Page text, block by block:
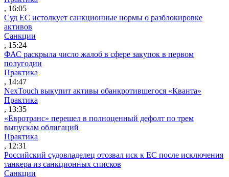
, 16:05
Суд ЕС истолкует санкционные нормы о разблокировке
активов
Санкции
, 15:24
ФАС раскрыла число жалоб в сфере закупок в первом
полугодии
Практика
, 14:47
NexTouch выкупит активы обанкротившегося «Кванта»
Практика
, 13:35
«Евротранс» перешел в полноценный дефолт по трем
выпускам облигаций
Практика
, 12:31
Российский судовладелец отозвал иск к ЕС после исключения
танкера из санкционных списков
Санкции